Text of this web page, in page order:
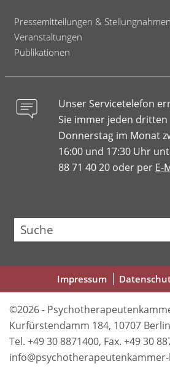
Pressemitteilungen & Stellungnahmen
Veranstaltungen
Publikationen
Unser Servicetelefon
Sie immer jeden dritten
Donnerstag im Monat
16:00 und 17:30 Uhr
88 71 40 20 oder per E-
Suche
Impressum
©2026 -
Kurfürstendamm 184, 10707 Berlin
Tel. +49 30 8871400, Fax. +49 30